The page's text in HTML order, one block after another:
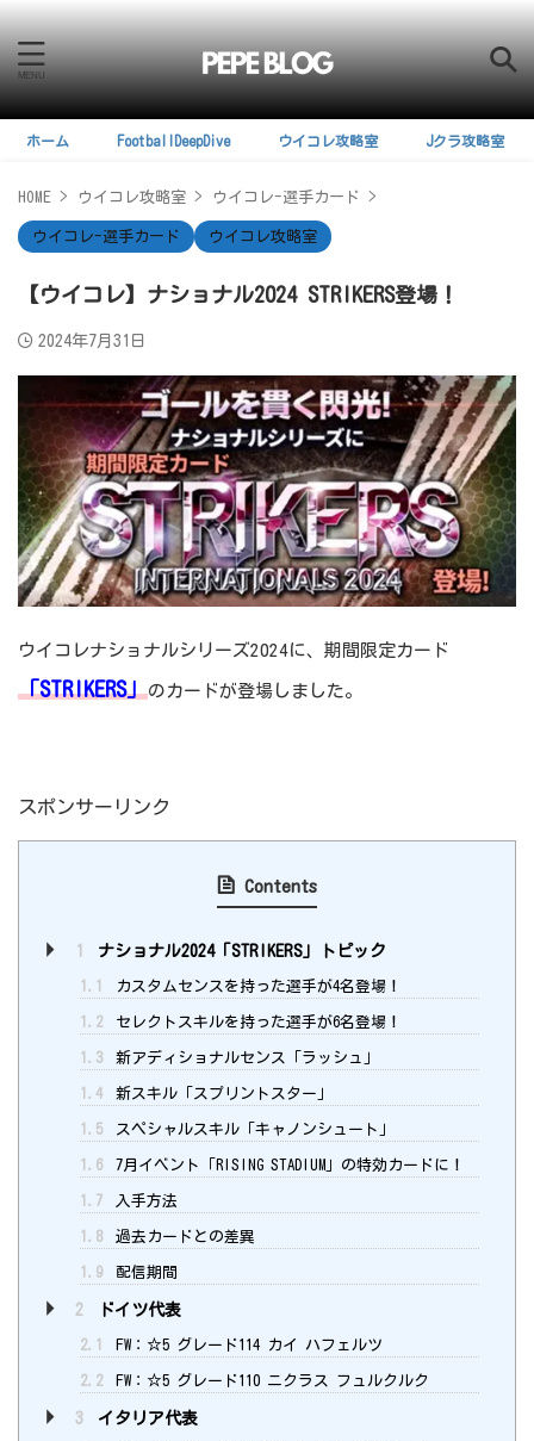
ホーム FootballDeepDive ウイコレ攻略室 Jクラ攻略室
HOME > ウイコレ攻略室 > ウイコレ-選手カード >
ウイコレ-選手カード ウイコレ攻略室
【ウイコレ】ナショナル2024 STRIKERS登場！
2024年7月31日
ウイコレナショナルシリーズ2024に、期間限定カード
「STRIKERS」のカードが登場しました。
スポンサーリンク
Contents
1 ナショナル2024「STRIKERS」トピック
1.1 カスタムセンスを持った選手が4名登場！
1.2 セレクトスキルを持った選手が6名登場！
1.3 新アディショナルセンス「ラッシュ」
1.4 新スキル「スプリントスター」
1.5 スペシャルスキル「キャノンシュート」
1.6 7月イベント「RISING STADIUM」の特効カードに！
1.7 入手方法
1.8 過去カードとの差異
1.9 配信期間
2 ドイツ代表
2.1 FW：☆5 グレード114 カイ ハフェルツ
2.2 FW：☆5 グレード110 ニクラス フュルクルク
3 イタリア代表